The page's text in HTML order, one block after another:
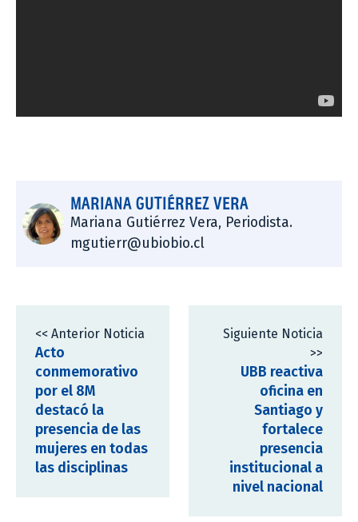
MARIANA GUTIÉRREZ VERA
Mariana Gutiérrez Vera, Periodista.
mgutierr@ubiobio.cl
<< Anterior Noticia
Acto
conmemorativo
por el 8M
destacó la
presencia de las
mujeres en todas
las disciplinas
Siguiente Noticia
>>
UBB reactiva
oficina en
Santiago y
fortalece
presencia
institucional a
nivel nacional